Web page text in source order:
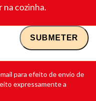
na cozinha.
para efeito de envio de
expressamente a